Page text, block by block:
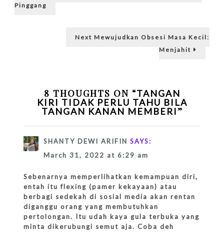
Kanan
navigation
Pinggang
Next Next
Mewujudkan Obsesi Masa Kecil:
Menjahit
8 THOUGHTS ON “TANGAN
KIRI TIDAK PERLU TAHU BILA
TANGAN KANAN MEMBERI”
SHANTY DEWI ARIFIN SAYS:
March 31, 2022 at 6:29 am
Sebenarnya memperlihatkan kemampuan diri,
entah itu flexing (pamer kekayaan) atau
berbagi sedekah di sosial media akan rentan
diganggu orang yang membutuhkan
pertolongan. Itu udah kaya gula terbuka yang
minta dikerubungi semut aja. Coba deh